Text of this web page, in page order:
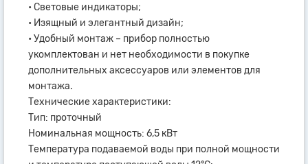
• Световые индикаторы;
• Изящный и элегантный дизайн;
• Удобный монтаж – прибор полностью
укомплектован и нет необходимости в покупке
дополнительных аксессуаров или элементов для
монтажа.
Технические характеристики:
Тип: проточный
Номинальная мощность: 6,5 кВт
Температура подаваемой воды при полной мощности